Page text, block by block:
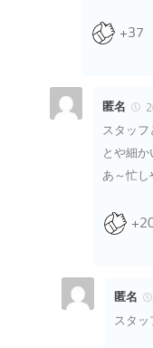
+37
匿名
スタッ
とや細
あ～忙し
匿名
スタッ